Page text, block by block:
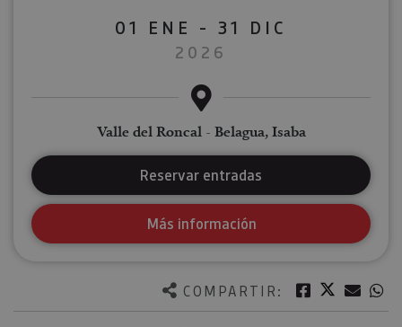
COMPARTIR: Facebook
Twitter
01 ENE - 31 DIC
2026
Valle del Roncal - Belagua, Isaba
Reservar entradas
Más información